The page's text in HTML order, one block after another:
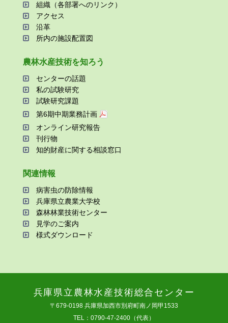
組織（各部署へのリンク）
アクセス
沿⾰
所内の施設配置図
農林⽔産技術を知ろう
センターの話題
私の試験研究
試験研究課題
第6期中期業務計画
オンライン研究報告
刊⾏物
知的財産に関する相談窓⼝
関連情報
病害⾍の防除情報
兵庫県⽴農業⼤学校
森林林業技術センター
⾒学のご案内
様式ダウンロード
兵庫県⽴農林⽔産技術総合センター
〒679-0198 兵庫県加⻄市別府町南ノ岡甲1533
TEL：0790-47-2400（代表）